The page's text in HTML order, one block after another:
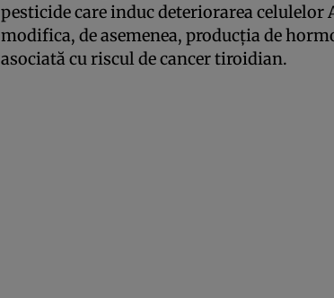
pesticide care induc deteriorarea celulelor
modifica, de asemenea, producția de
asociată cu riscul de cancer tiroidian.